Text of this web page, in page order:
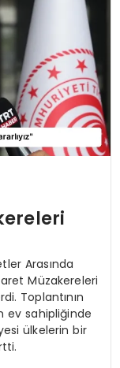
Arasında
Müzakereleri
Toplantının
ev sahipliğinde
ülkelerin bir